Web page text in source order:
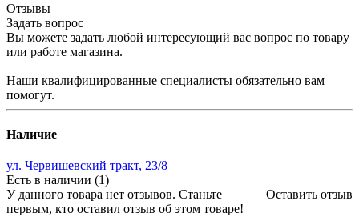
Отзывы
Задать вопрос
Вы можете задать любой интересующий вас вопрос по товару
или работе магазина.
Наши квалифицированные специалисты обязательно вам
помогут.
Наличие
ул. Червишевский тракт, 23/8
Есть в наличии (1)
Оставить отзыв
У данного товара нет отзывов. Станьте
первым, кто оставил отзыв об этом товаре!